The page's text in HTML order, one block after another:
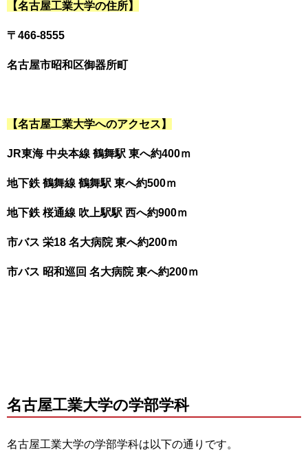
【名古屋工業大学の住所】
〒466-8555
名古屋市昭和区御器所町
【名古屋工業大学へのアクセス】
JR東海 中央本線 鶴舞駅 東へ約400ｍ
地下鉄 鶴舞線 鶴舞駅 東へ約500ｍ
地下鉄 桜通線 吹上駅駅 西へ約900ｍ
市バス 栄18 名大病院 東へ約200ｍ
市バス 昭和巡回 名大病院 東へ約200ｍ
名古屋工業大学の学部学科
名古屋工業大学の学部学科は以下の通りです。